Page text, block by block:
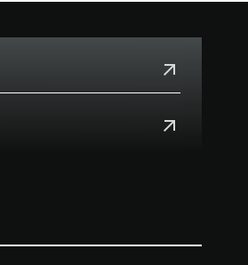
357-358舖